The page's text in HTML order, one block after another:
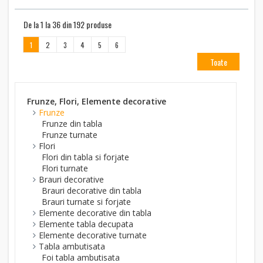
De la 1 la 36 din 192 produse
1 2 3 4 5 6
Toate
Frunze, Flori, Elemente decorative
Frunze
Frunze din tabla
Frunze turnate
Flori
Flori din tabla si forjate
Flori turnate
Brauri decorative
Brauri decorative din tabla
Brauri turnate si forjate
Elemente decorative din tabla
Elemente tabla decupata
Elemente decorative turnate
Tabla ambutisata
Foi tabla ambutisata